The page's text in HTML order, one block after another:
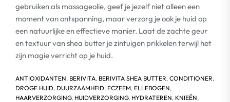
gebruiken als massageolie, geef je jezelf niet alleen een
moment van ontspanning, maar verzorg je ook je huid op
een natuurlijke en effectieve manier. Laat de zachte geur
en textuur van shea butter je zintuigen prikkelen terwijl het
zijn magie verricht op je huid.
ANTIOXIDANTEN, BERIVITA, BERIVITA SHEA BUTTER, CONDITIONER,
DROGE HUID, DUURZAAMHEID, ECZEEM, ELLEBOGEN,
HAARVERZORGING, HUIDVERZORGING, HYDRATEREN, KNIEËN,